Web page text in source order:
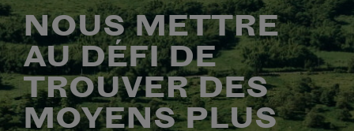
NOUS METTRE
AU DÉFI DE
TROUVER DES
MOYENS PLUS